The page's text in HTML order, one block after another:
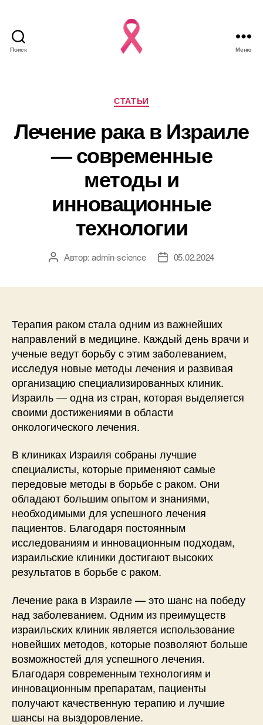
Поиск Меню
Рубрики
СТАТЬИ
Лечение рака в Израиле
— современные
методы и
инновационные
технологии
АвторАвтор:admin-science
Дата05.02.2024
Терапия раком стала одним из важнейших
направлений в медицине. Каждый день врачи и
ученые ведут борьбу с этим заболеванием,
исследуя новые методы лечения и развивая
организацию специализированных клиник.
Израиль — одна из стран, которая выделяется
своими достижениями в области
онкологического лечения.
В клиниках Израиля собраны лучшие
специалисты, которые применяют самые
передовые методы в борьбе с раком. Они
обладают большим опытом и знаниями,
необходимыми для успешного лечения
пациентов. Благодаря постоянным
исследованиям и инновационным подходам,
израильские клиники достигают высоких
результатов в борьбе с раком.
Лечение рака в Израиле — это шанс на победу
над заболеванием. Одним из преимуществ
израильских клиник является использование
новейших методов, которые позволяют больше
возможностей для успешного лечения.
Благодаря современным технологиям и
инновационным препаратам, пациенты
получают качественную терапию и лучшие
шансы на выздоровление.